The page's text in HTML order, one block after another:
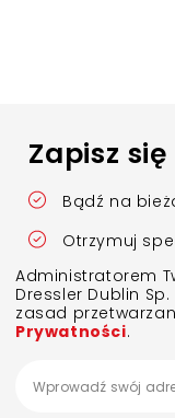
Zapisz
Bądź na
Otrzymuj
Administratorem
Dressler Dublin
zasad
Prywatności.